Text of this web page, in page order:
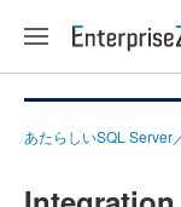
あたらしいSQL Server